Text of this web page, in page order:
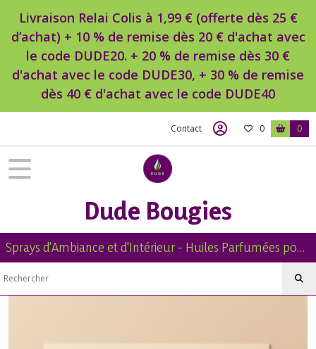
Livraison Relai Colis à 1,99 € (offerte dès 25 €
d’achat) + 10 % de remise dès 20 € d'achat avec
le code DUDE20. + 20 % de remise dès 30 €
d'achat avec le code DUDE30, + 30 % de remise
dès 40 € d'achat avec le code DUDE40
Contact 0 0
Dude Bougies
Sprays d'Ambiance et d'Intérieur - Huiles Parfumées pour Diffuseur -Diffuseur Voiture - Bougies Naturelles Parfumées - Brumes de Linge -
Fermer
FILTRES
produits
Parfumée
Corporelle
Naturelle
Corporelle
Naturelle
senteur
Florale
Parfumée